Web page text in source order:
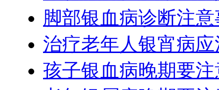
脚部银血病诊断注
治疗老年人银宵病
孩子银血病晚期要